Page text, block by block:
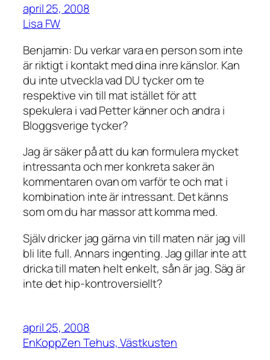
april 25, 2008
Lisa FW
Benjamin: Du verkar vara en person som inte
är riktigt i kontakt med dina inre känslor. Kan
du inte utveckla vad DU tycker om te
respektive vin till mat istället för att
spekulera i vad Petter känner och andra i
Bloggsverige tycker?
Jag är säker på att du kan formulera mycket
intressanta och mer konkreta saker än
kommentaren ovan om varför te och mat i
kombination inte är intressant. Det känns
som om du har massor att komma med.
Själv dricker jag gärna vin till maten när jag vill
bli lite full. Annars ingenting. Jag gillar inte att
dricka till maten helt enkelt, sån är jag. Säg är
inte det hip-kontroversiellt?
april 25, 2008
EnKoppZen Tehus, Västkusten